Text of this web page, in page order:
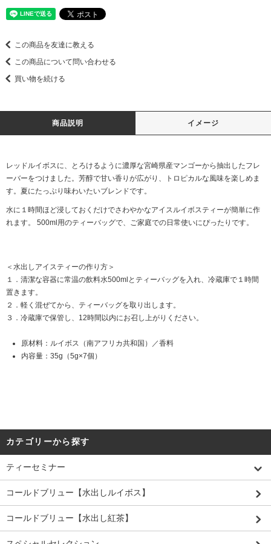
この商品を友達に教える
この商品について問い合わせる
買い物を続ける
商品説明 イメージ
レッドルイボスに、とろけるように濃厚な宮崎県産マンゴーから抽出したフレ
ーバーをつけました。芳醇で甘い香りが広がり、トロピカルな風味を楽しめま
す。夏にたっぷり味わいたいブレンドです。
水に１時間ほど浸しておくだけでさわやかなアイスルイボスティーが簡単に作
れます。 500ml用のティーバッグで、ご家庭での日常使いにぴったりです。
＜水出しアイスティーの作り方＞
１．清潔な容器に常温の飲料水500mlとティーバッグを入れ、冷蔵庫で１時間
置きます。
２．軽く混ぜてから、ティーバッグを取り出します。
３．冷蔵庫で保管し、12時間以内にお召し上がりください。
原材料：ルイボス（南アフリカ共和国）／香料
内容量：35g（5g×7個）
カテゴリーから探す
ティーセミナー
コールドブリュー【水出しルイボス】
コールドブリュー【水出し紅茶】